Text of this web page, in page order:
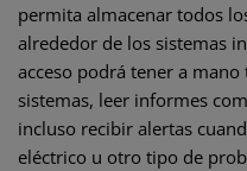
permita almacenar todos
alrededor de los sistemas
acceso podrá tener a
sistemas, leer informes
incluso recibir alertas
eléctrico u otro tipo de